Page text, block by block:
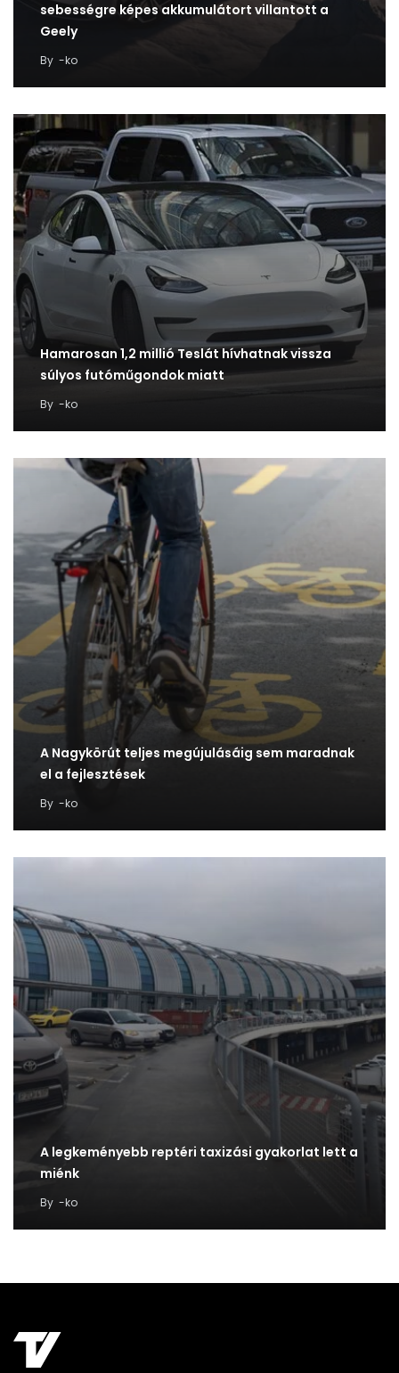
sebességre képes akkumulátort villantott a
Geely
By -ko
Hamarosan 1,2 millió Teslát hívhatnak vissza
súlyos futóműgondok miatt
By -ko
A Nagykörút teljes megújulásáig sem maradnak
el a fejlesztések
By -ko
A legkeményebb reptéri taxizási gyakorlat lett a
miénk
By -ko